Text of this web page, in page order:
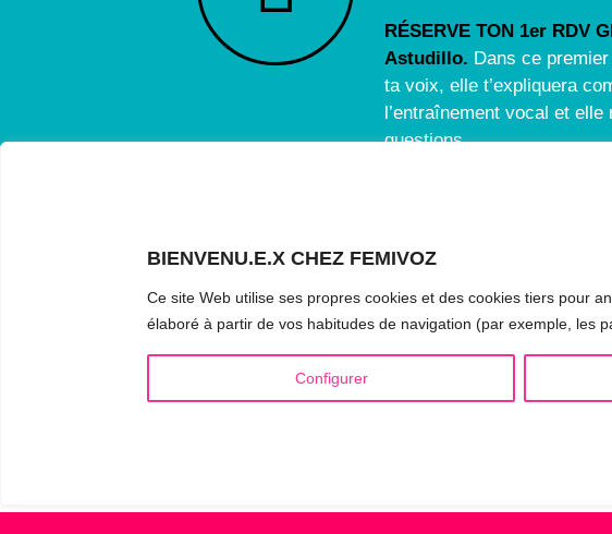
BIENVENU.E.X CHEZ FEMIVOZ
Ce site Web utilise ses propres cookies et des cookies tiers pour
élaboré à partir de vos habitudes de navigation (par exemple, les
Configurer
RÉSERVE TON 1er RDV
Astudillo. Dans ce
ta voix, elle t’expliquera
l’entraînement vocal et
questions.
Qui est Mariela Astudillo ?
💰 Tarifs et Forfaits
▪️ Féminisation de la
▪️ Masculinisation de